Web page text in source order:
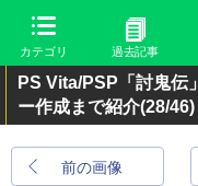
カテゴリ 過去記事
PS Vita/PSP「討鬼伝
ー作成まで紹介(28/46)
前の画像